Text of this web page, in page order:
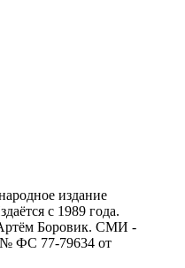
издание
с 1989 года.
Боровик. CМИ -
№ ФС 77-79634 от